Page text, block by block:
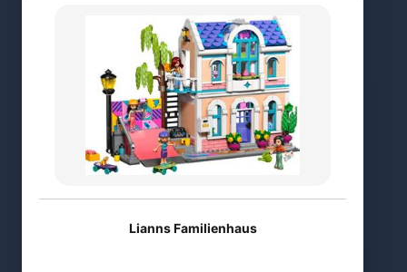
Lianns Familienhaus